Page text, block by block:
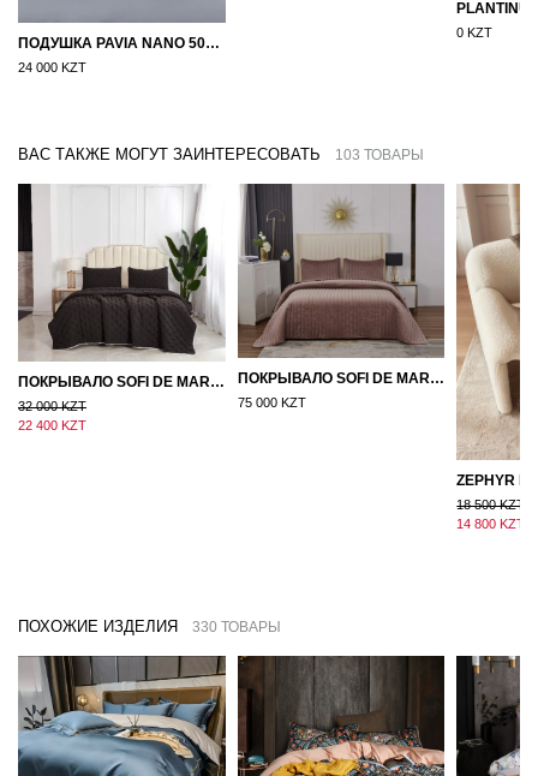
ПОДУШКА PAVIA NANO 50X70
24 000 KZT
0 KZT
ВАС ТАКЖЕ МОГУТ ЗАИНТЕРЕСОВАТЬ 103 ТОВАРЫ
ПОКРЫВАЛО SOFI DE MARKO 160×220 БРОУДИ ЧЕРНО-БЕЖЕВОЕ
32 000 KZT
22 400 KZT
ПОКРЫВАЛО SOFI DE MARKO ВЕЛЮР 240×260 ФЕРДИНАНД (МОККО)
75 000 KZT
18 500 KZT
14 800 KZT
ПОХОЖИЕ ИЗДЕЛИЯ 330 ТОВАРЫ